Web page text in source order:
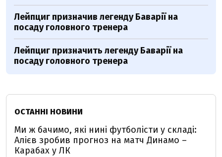
Лейпциг призначив легенду Баварії на
посаду головного тренера
Лейпциг призначить легенду Баварії на
посаду головного тренера
ОСТАННІ НОВИНИ
Ми ж бачимо, які нині футболісти у складі:
Алієв зробив прогноз на матч Динамо –
Карабах у ЛК